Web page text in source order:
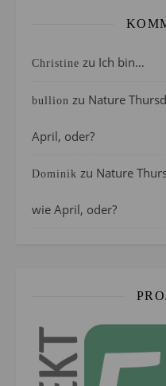
Christine zu Ich bin…
bullion zu Nature
April, oder?
Dominik zu Nature
wie April, oder?